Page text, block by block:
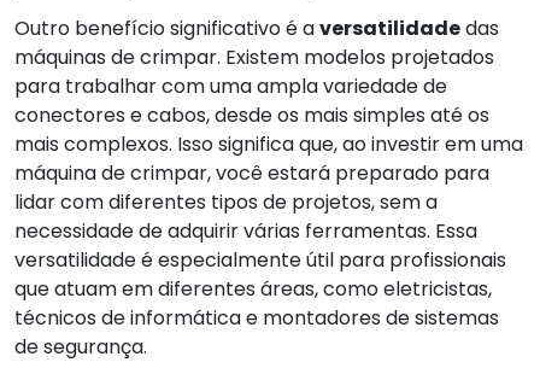
Outro benefício significativo é aversatilidadedas
máquinas de crimpar. Existem modelos projetados
para trabalhar com uma ampla variedade de
conectores e cabos, desde os mais simples até os
mais complexos. Isso significa que, ao investir em uma
máquina de crimpar, você estará preparado para
lidar com diferentes tipos de projetos, sem a
necessidade de adquirir várias ferramentas. Essa
versatilidade é especialmente útil para profissionais
que atuam em diferentes áreas, como eletricistas,
técnicos de informática e montadores de sistemas
de segurança.